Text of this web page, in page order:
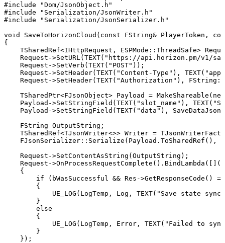
#include "Dom/JsonObject.h"
#include "Serialization/JsonWriter.h"
#include "Serialization/JsonSerializer.h"
void SaveToHorizonCloud(const FString& PlayerToken,
{
TSharedRef<IHttpRequest, ESPMode::ThreadSafe>
Request->SetURL(TEXT("https://api.horizon.pm/v1/
    Request->SetVerb(TEXT("POST"));
Request->SetHeader(TEXT("Content-Type"),
Request->SetHeader(TEXT("Authorization"),
TSharedPtr<FJsonObject> Payload =
Payload->SetStringField(TEXT("slot_name"),
Payload->SetStringField(TEXT("data"),
    FString OutputString;
TSharedRef<TJsonWriter<>> Writer =
FJsonSerializer::Serialize(Payload.ToSharedRef(),
    Request->SetContentAsString(OutputString);
Request-
    {
if (bWasSuccessful && Res->GetResponseCode()
        {
UE_LOG(LogTemp, Log, TEXT("Save state
        }
        else
        {
UE_LOG(LogTemp, Error, TEXT("Failed to
        }
    });